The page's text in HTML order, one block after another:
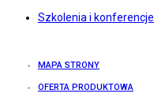
Szkolenia i konferencje
MAPA STRONY
OFERTA PRODUKTOWA